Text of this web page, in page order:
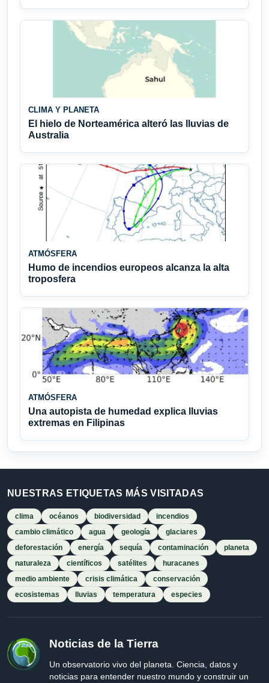
CLIMA Y PLANETA
El hielo de Norteamérica alteró las lluvias de
Australia
ATMÓSFERA
Humo de incendios europeos alcanza la alta
troposfera
ATMÓSFERA
Una autopista de humedad explica lluvias
extremas en Filipinas
NUESTRAS ETIQUETAS MÁS VISITADAS
clima océanos biodiversidad
incendios
cambio climático
agua geología
glaciares
deforestación
energía sequía contaminación
planeta
naturaleza
científicos satélites
huracanes
medio ambiente
crisis climática
conservación
ecosistemas
lluvias temperatura especies
Noticias de la Tierra
Un observatorio vivo del planeta. Ciencia, datos y
noticias para entender nuestro mundo y construir un